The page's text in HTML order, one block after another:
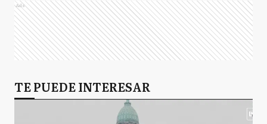
Ads
TE PUEDE INTERESAR